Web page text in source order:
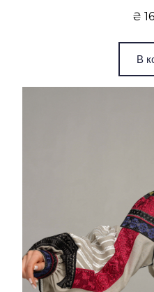
₴
В